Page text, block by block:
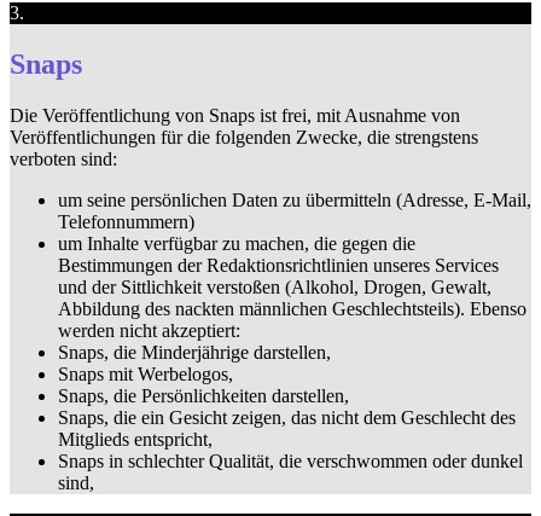
3.
Snaps
Die Veröffentlichung von Snaps ist frei, mit Ausnahme von
Veröffentlichungen für die folgenden Zwecke, die strengstens
verboten sind:
um seine persönlichen Daten zu übermitteln (Adresse, E-Mail,
Telefonnummern)
um Inhalte verfügbar zu machen, die gegen die
Bestimmungen der Redaktionsrichtlinien unseres Services
und der Sittlichkeit verstoßen (Alkohol, Drogen, Gewalt,
Abbildung des nackten männlichen Geschlechtsteils). Ebenso
werden nicht akzeptiert:
Snaps, die Minderjährige darstellen,
Snaps mit Werbelogos,
Snaps, die Persönlichkeiten darstellen,
Snaps, die ein Gesicht zeigen, das nicht dem Geschlecht des
Mitglieds entspricht,
Snaps in schlechter Qualität, die verschwommen oder dunkel
sind,